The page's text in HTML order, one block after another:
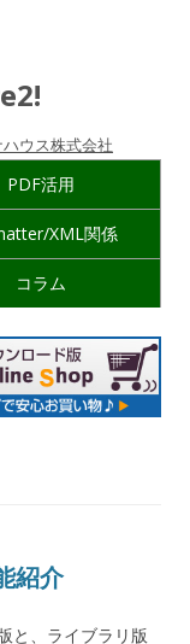
ウス株式会社
PDF活用
XML関係
コラム
紹介
と、ライブラリ版